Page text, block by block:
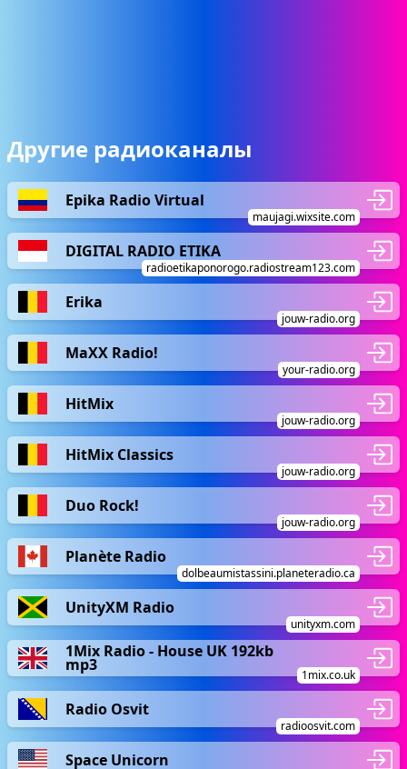
Другие радиоканалы
Epika Radio Virtual
maujagi.wixsite.com
DIGITAL RADIO ETIKA
radioetikaponorogo.radiostream123.com
Erika
jouw-radio.org
MaXX Radio!
your-radio.org
HitMix
jouw-radio.org
HitMix Classics
jouw-radio.org
Duo Rock!
jouw-radio.org
Planète Radio
dolbeaumistassini.planeteradio.ca
UnityXM Radio
unityxm.com
1Mix Radio - House UK 192kb
mp3
1mix.co.uk
Radio Osvit
radioosvit.com
Space Unicorn